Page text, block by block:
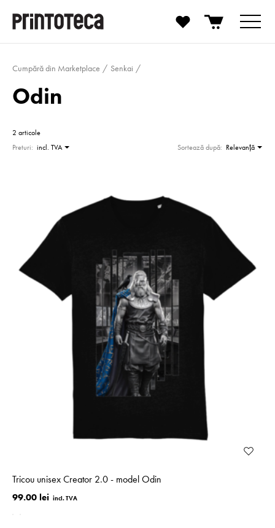
Cumpără din Marketplace Senkai
Odin
2 articole
Preturi: incl. TVA Sortează după: Relevanţă
Tricou unisex Creator 2.0 - model Odin
99.00 lei